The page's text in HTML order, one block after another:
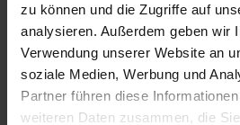
zu können und die Zugriffe auf
analysieren. Außerdem geben wir
Verwendung unserer Website an
soziale Medien, Werbung und
Partner führen diese
weiteren Daten zusammen, die
Abweichende Lieferzeit: Mitte August
IN DEN
Schnelle Lieferung
Rechnungskauf möglich